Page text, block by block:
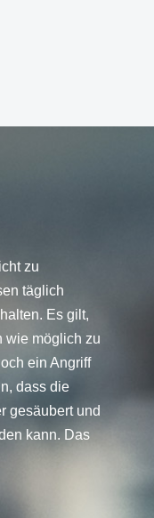
zu
täglich
Es gilt,
wie möglich zu
ein Angriff
dass die
gesäubert und
kann. Das